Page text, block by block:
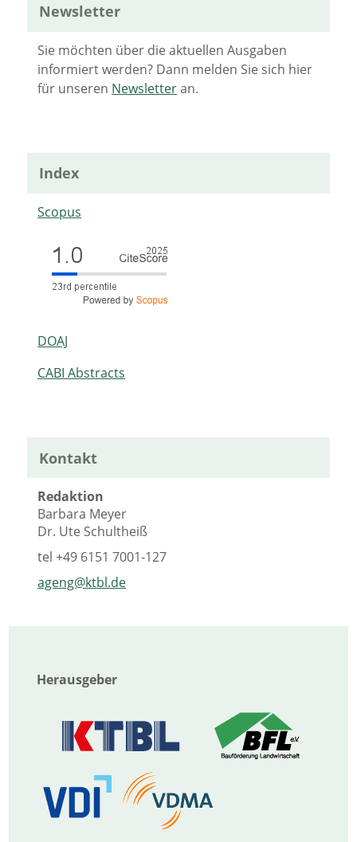
Newsletter
Sie möchten über die aktuellen Ausgaben
informiert werden? Dann melden Sie sich hier
für unseren Newsletteran.
Index
Scopus
DOAJ
CABI Abstracts
Kontakt
Redaktion
Barbara Meyer
Dr. Ute Schultheiß
tel+49 6151 7001-127
ageng@ktbl.de
Herausgeber